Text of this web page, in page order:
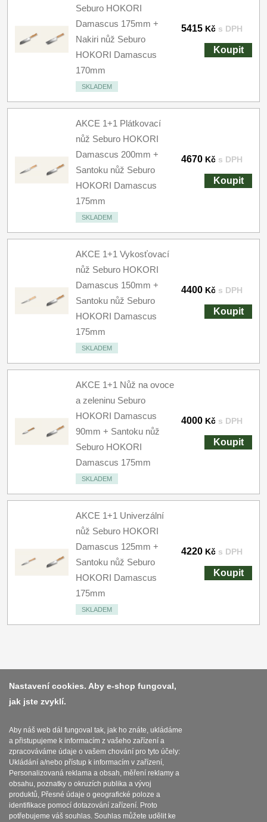
Seburo HOKORI
Damascus 175mm +
Nakiri nůž Seburo
HOKORI Damascus
170mm
SKLADEM
5415 Kč s DPH
Koupit
AKCE 1+1 Plátkovací
nůž Seburo HOKORI
Damascus 200mm +
Santoku nůž Seburo
HOKORI Damascus
175mm
SKLADEM
4670 Kč s DPH
Koupit
AKCE 1+1 Vykosťovací
nůž Seburo HOKORI
Damascus 150mm +
Santoku nůž Seburo
HOKORI Damascus
175mm
SKLADEM
4400 Kč s DPH
Koupit
AKCE 1+1 Nůž na ovoce
a zeleninu Seburo
HOKORI Damascus
90mm + Santoku nůž
Seburo HOKORI
Damascus 175mm
SKLADEM
4000 Kč s DPH
Koupit
AKCE 1+1 Univerzální
nůž Seburo HOKORI
Damascus 125mm +
Santoku nůž Seburo
HOKORI Damascus
175mm
SKLADEM
4220 Kč s DPH
Koupit
Platba a dodávka
Obchodní podmínky
Zasady zpracovani osobnich udaju
Reklamační řád
O nožích
Nastavení cookies. Aby e-shop fungoval,
jak jste zvyklí.
Aby náš web dál fungoval tak, jak ho znáte, ukládáme
a přistupujeme k informacím z vašeho zařízení a
zpracováváme údaje o vašem chování pro tyto účely:
Ukládání a/nebo přístup k informacím v zařízení,
Personalizovaná reklama a obsah, měření reklamy a
obsahu, poznatky o okruzích publika a vývoj
produktů, Přesné údaje o geografické poloze a
identifikace pomocí dotazování zařízení. Proto
potřebujeme váš souhlas. Souhlas můžete udělit ke